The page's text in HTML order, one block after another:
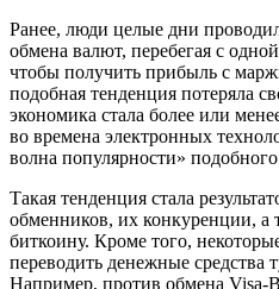
Ранее, люди целые дни
обмена валют, перебегая с
чтобы получить прибыль с
подобная тенденция потеряла
экономика стала более или
во времена электронных
волна популярности» подобного
Такая тенденция стала
обменников, их конкуренции, а
биткоину. Кроме того,
переводить денежные средства
Например, против обмена Visa-